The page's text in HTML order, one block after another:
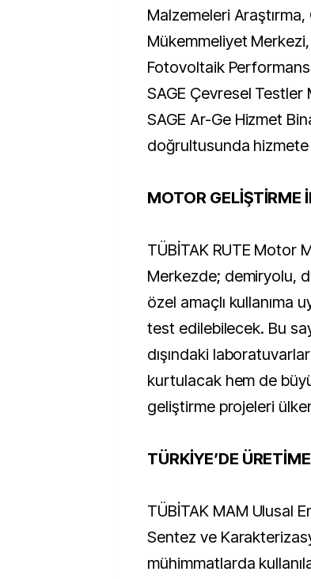
Malzemeleri
Mükemmeliyet Merkezi,
Fotovoltaik
SAGE Çevresel Testler
SAGE Ar-Ge Hizmet
doğrultusunda hizmete
MOTOR GELİŞTİRME
TÜBİTAK RUTE Motor
Merkezde; demiryolu,
özel amaçlı kullanıma
test edilebilecek. Bu
dışındaki
kurtulacak hem de
geliştirme projeleri
TÜRKİYE’DE
TÜBİTAK MAM Ulusal
Sentez ve
mühimmatlarda